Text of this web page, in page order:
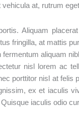
at, rutrum
Aliquam
fringilla, at mattis
aliquam
nisl lorem ac
porttitor nisl at felis
ex et iaculis
iaculis odio